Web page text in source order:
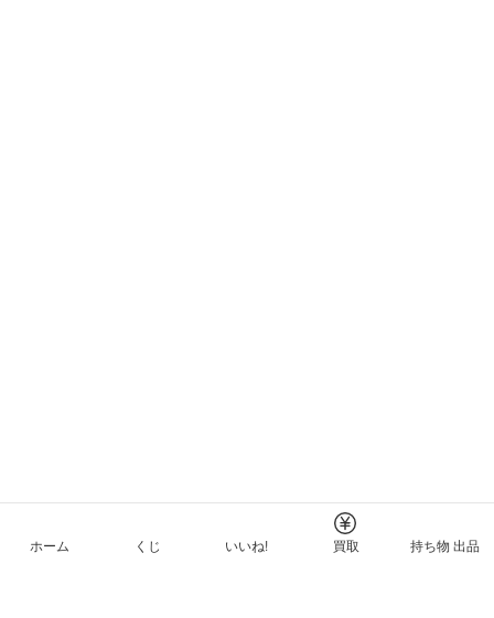
ホーム くじ いいね! 買取 持ち物 出品